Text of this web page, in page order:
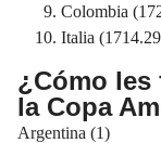
Colombia
Italia
¿Cómo les
la Copa
Argentina (1)